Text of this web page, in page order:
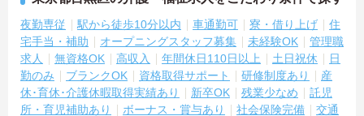
夜勤専従 駅から徒歩10分以内 車通勤可 寮・借り上げ
住
宅手当・補助
オープニングスタッフ募集 未経験OK
管理職
求人
無資格OK 高収入 年間休日110日以上 土日祝休
日
勤のみ
ブランクOK 資格取得サポート 研修制度あり
産
休･育休･介護休暇取得実績あり
新卒OK 残業少なめ
託児
所・育児補助あり
ボーナス・賞与あり 社会保険完備
交通